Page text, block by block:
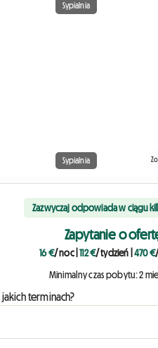
Sypialnia
Sypialnia
Zazwyczaj odpowiada w ciągu
Zapytanie o
16 €/ noc|112 €/ tydzień 470 €
Minimalny czas pobytu: 2
jakich terminach?